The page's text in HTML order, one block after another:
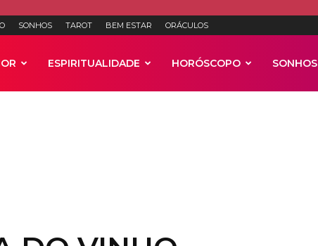
SONHOS TAROT BEM ESTAR ORÁCULOS
ESPIRITUALIDADE HORÓSCOPO SONHOS